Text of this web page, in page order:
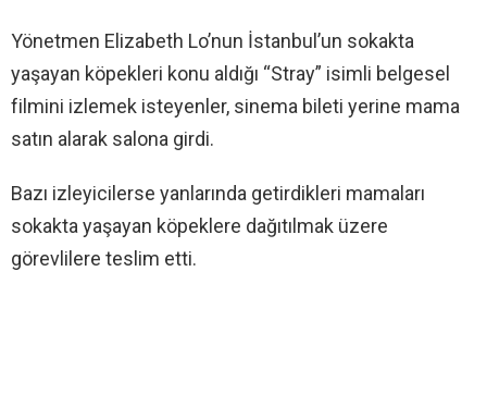
Yönetmen Elizabeth Lo’nun İstanbul’un sokakta
yaşayan köpekleri konu aldığı “Stray” isimli belgesel
filmini izlemek isteyenler, sinema bileti yerine mama
satın alarak salona girdi.
Bazı izleyicilerse yanlarında getirdikleri mamaları
sokakta yaşayan köpeklere dağıtılmak üzere
görevlilere teslim etti.